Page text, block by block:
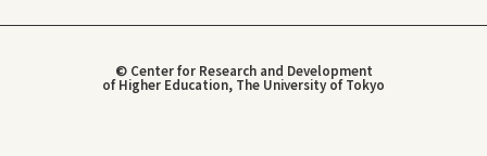
© Center for Research and Development
of Higher Education, The University of Tokyo